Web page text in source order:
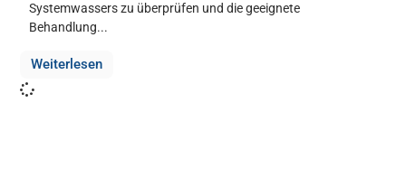
Systemwassers zu überprüfen und die geeignete
Behandlung...
Weiterlesen